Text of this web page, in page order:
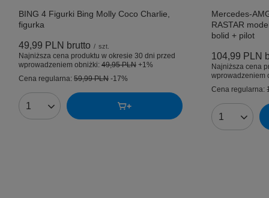
BING 4 Figurki Bing Molly Coco Charlie,
figurka
49,99 PLN brutto / szt.
Najniższa cena produktu w okresie 30 dni przed
wprowadzeniem obniżki: 49,95 PLN +1%
Cena regularna: 59,99 PLN -17%
Ilość produktów
Mercedes-
RASTAR
bolid + pilot
104,99 PLN
Najniższa cena
wprowadzeniem
Cena regularna:
Ilość